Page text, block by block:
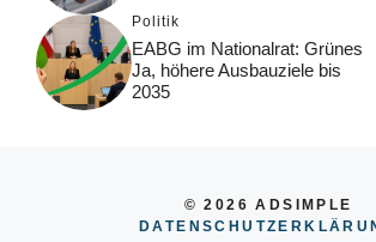
Politik
EABG im Nationalrat: Grünes
Ja, höhere Ausbauziele bis
2035
© 2026 ADSIMPLE